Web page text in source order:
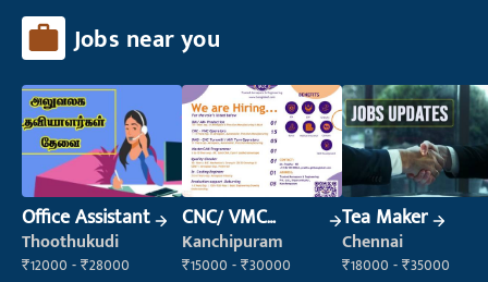
Jobs near you
Office Assistant
Thoothukudi
₹12000 - ₹28000
CNC/ VMC
Operator
Kanchipuram
₹15000 - ₹30000
Tea Maker
Chennai
₹18000 - ₹35000